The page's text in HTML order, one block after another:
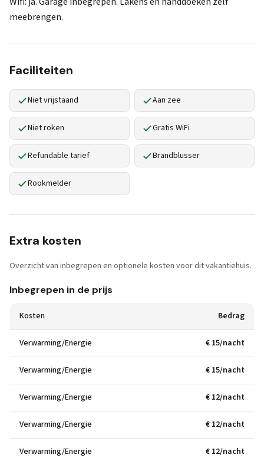
meebrengen.
Faciliteiten
Niet vrijstaand Aan zee
Niet roken Gratis WiFi
Refundable tarief Brandblusser
Rookmelder
Extra kosten
Overzicht van inbegrepen en optionele kosten voor dit vakantiehuis.
Inbegrepen in de prijs
Kosten Bedrag
Verwarming/Energie € 15/nacht
Verwarming/Energie € 15/nacht
Verwarming/Energie € 12/nacht
Verwarming/Energie € 12/nacht
Verwarming/Energie € 12/nacht